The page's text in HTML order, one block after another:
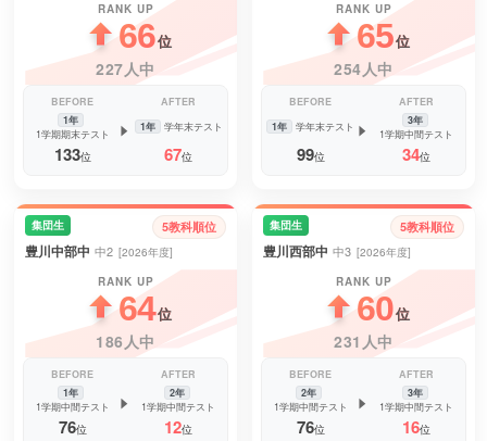
RANK UP
66位
227人中
BEFORE
1年
1学期期末テスト
133位
AFTER
1年
学年末テスト
67位
RANK UP
65位
254人中
BEFORE
1年
学年末テスト
99位
AFTER
3年
1学期中間テスト
34位
集団生 5教科順位
豊川中部中 中2 [2026年度]
RANK UP
64位
186人中
BEFORE
1年
1学期中間テスト
76位
AFTER
2年
1学期中間テスト
12位
集団生 5教科順位
豊川西部中 中3 [2026年度]
RANK UP
60位
231人中
BEFORE
2年
1学期中間テスト
76位
AFTER
3年
1学期中間テスト
16位